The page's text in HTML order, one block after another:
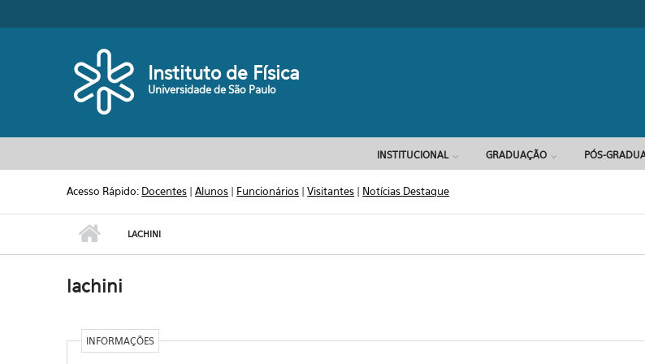
Instituto de Física
Universidade de São Paulo
INSTITUCIONAL GRADUAÇÃO PÓS-
Acesso Rápido: Docentes |Alunos | Funcionários |Visitantes | Notícias Destaque
LACHINI
lachini
INFORMAÇÕES